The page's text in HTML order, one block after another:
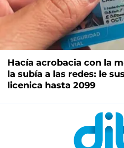
Hacía acrobacia con la
la subía a las redes: le
licenica hasta 2099